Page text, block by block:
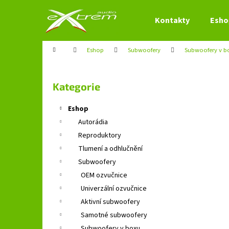
Kontakty
Domů Eshop Subwoofery Subwoofery v
Přeskočit
kategorie
Kategorie
Eshop
Autorádia
Reproduktory
Tlumení a odhlučnění
Subwoofery
OEM ozvučnice
Univerzální ozvučnice
Aktivní subwoofery
Samotné subwoofery
Zpět
Zpět